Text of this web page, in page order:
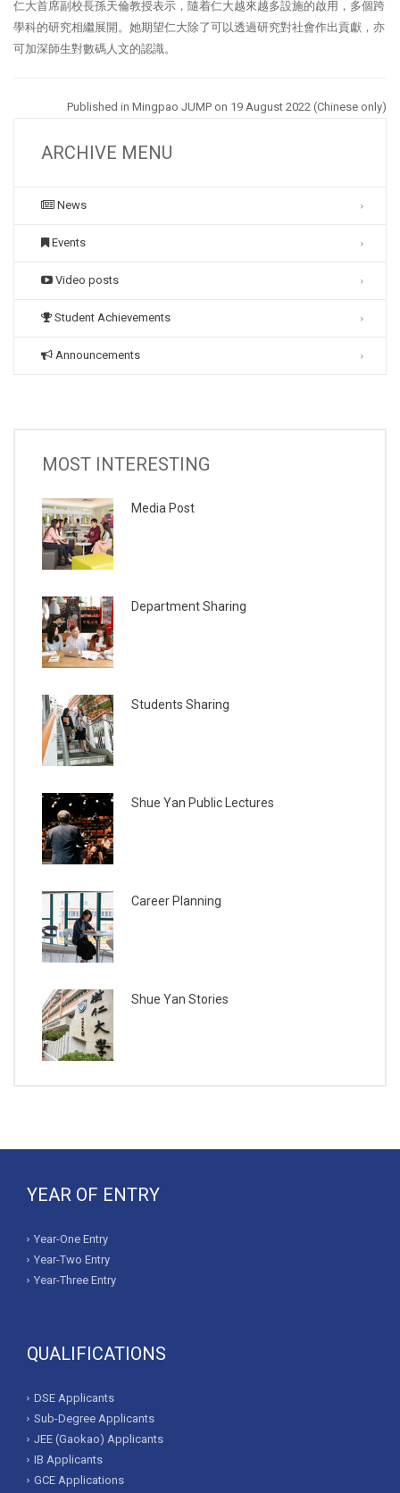
仁大首席副校長孫天倫教授表示，隨着仁大越來越多設施的啟用，多個跨
學科的研究相繼展開。她期望仁大除了可以透過研究對社會作出貢獻，亦
可加深師生對數碼人文的認識。
Published in Mingpao JUMP on 19 August 2022 (Chinese only)
ARCHIVE MENU
News
Events
Video posts
Student Achievements
Announcements
MOST INTERESTING
Media Post
Department Sharing
Students Sharing
Shue Yan Public Lectures
Career Planning
Shue Yan Stories
YEAR OF ENTRY
Year-One Entry
Year-Two Entry
Year-Three Entry
QUALIFICATIONS
DSE Applicants
Sub-Degree Applicants
JEE (Gaokao) Applicants
IB Applicants
GCE Applications